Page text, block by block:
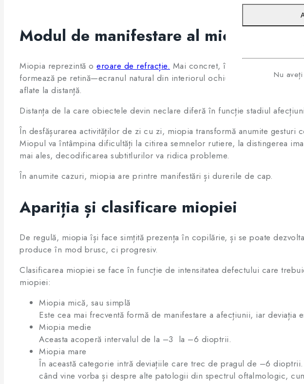
Modul de manifestare al miopiei
Miopia reprezintă o eroare de refracție. Mai concret, întrucât lumina nu
formează pe retină—ecranul natural din interiorul ochiului—ci undeva în
aflate la distanță.
Distanța de la care obiectele devin neclare diferă în funcție stadiul
În desfășurarea activităților de zi cu zi, miopia transformă anumite
Miopul va întâmpina dificultăți la citirea semnelor rutiere, la distingerea
mai ales, decodificarea subtitlurilor va ridica probleme.
În anumite cazuri, miopia are printre manifestări și durerile de cap.
Apariția și clasificare miopiei
De regulă, miopia își face simțită prezența în copilărie, și se poate
produce în mod brusc, ci progresiv.
Clasificarea miopiei se face în funcție de intensitatea defectului care
miopiei:
Miopia mică, sau simplă
Este cea mai frecventă formă de manifestare a afecțiunii, iar deviația
Miopia medie
Aceasta acoperă intervalul de la –3 la –6 dioptrii.
Miopia mare
În această categorie intră deviațiile care trec de pragul de –6
când vine vorba și despre alte patologii din spectrul oftalmologic,
Nu